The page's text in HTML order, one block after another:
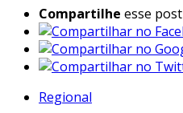
Compartilhe esse post
Regional